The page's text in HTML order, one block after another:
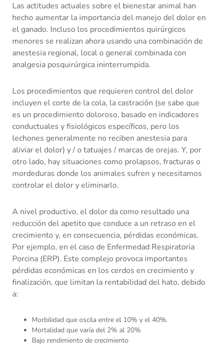
Las actitudes actuales sobre el bienestar animal han
hecho aumentar la importancia del manejo del dolor en
el ganado. Incluso los procedimientos quirúrgicos
menores se realizan ahora usando una combinación de
anestesia regional, local o general combinada con
analgesia posquirúrgica ininterrumpida.
Los procedimientos que requieren control del dolor
incluyen el corte de la cola, la castración (se sabe que
es un procedimiento doloroso, basado en indicadores
conductuales y fisiológicos específicos, pero los
lechones generalmente no reciben anestesia para
aliviar el dolor) y / o tatuajes / marcas de orejas. Y, por
otro lado, hay situaciones como prolapsos, fracturas o
mordeduras donde los animales sufren y necesitamos
controlar el dolor y eliminarlo.
A nivel productivo, el dolor da como resultado una
reducción del apetito que conduce a un retraso en el
crecimiento y, en consecuencia, pérdidas económicas.
Por ejemplo, en el caso de Enfermedad Respiratoria
Porcina (ERP). Este complejo provoca importantes
pérdidas económicas en los cerdos en crecimiento y
finalización, que limitan la rentabilidad del hato, debido
a:
Morbilidad que oscila entre el 10% y el 40%.
Mortalidad que varía del 2% al 20%
Bajo rendimiento de crecimiento